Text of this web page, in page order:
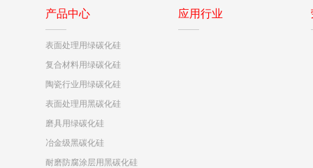
产品中心
表面处理用绿碳化硅
复合材料用绿碳化硅
陶瓷行业用绿碳化硅
表面处理用黑碳化硅
磨具用绿碳化硅
冶金级黑碳化硅
耐磨防腐涂层用黑碳化硅
应用行业